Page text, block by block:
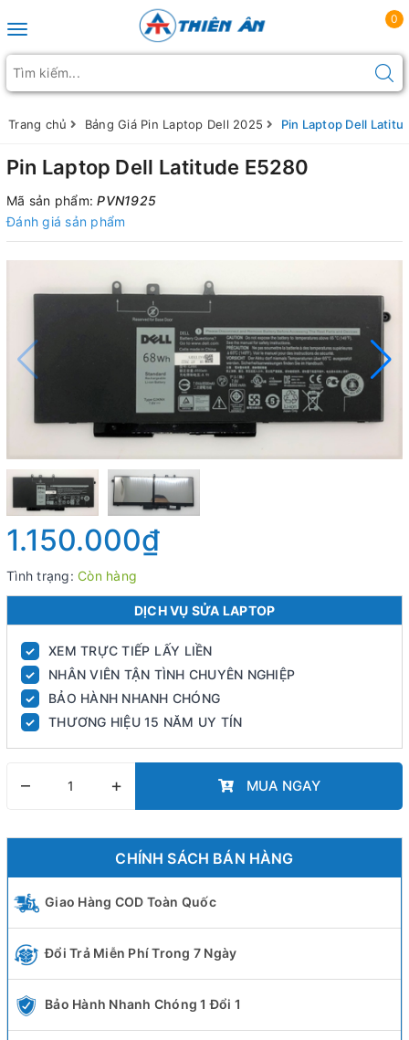
Toggle navigation
0
Trang chủ Bảng Giá Pin Laptop Dell 2025 Pin Laptop Dell
Pin Laptop Dell Latitude E5280
Mã sản phẩm:PVN1925
Đánh giá sản phẩm
1.150.000₫
Tình trạng: Còn hàng
DỊCH VỤ SỬA LAPTOP
✓ XEM TRỰC TIẾP LẤY LIỀN
✓ NHÂN VIÊN TẬN TÌNH CHUYÊN NGHIỆP
✓ BẢO HÀNH NHANH CHÓNG
✓ THƯƠNG HIỆU 15 NĂM UY TÍN
– + MUA NGAY
CHÍNH SÁCH BÁN HÀNG
Giao Hàng COD Toàn Quốc
Đổi Trả Miễn Phí Trong 7 Ngày
Bảo Hành Nhanh Chóng 1 Đổi 1